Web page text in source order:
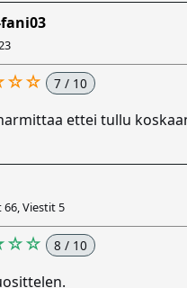
7 / 10
ettei tullu
66, Viestit 5
8 / 10